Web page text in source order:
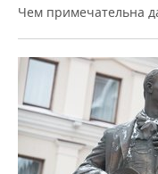
Чем примечательна